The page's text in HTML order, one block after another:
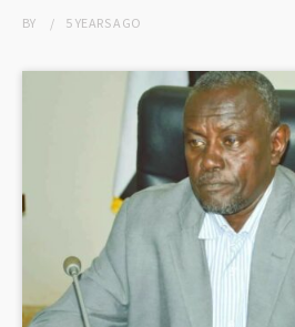
BY 5 YEARSAGO